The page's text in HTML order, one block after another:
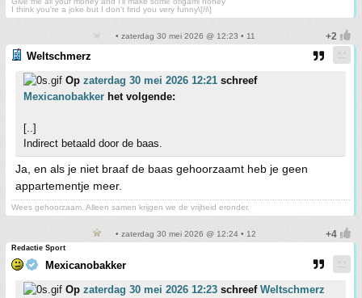
I think you're a joke but I don't find you very funny\[/i\]
• zaterdag 30 mei 2026 @ 12:23 • 11
Weltschmerz
Op zaterdag 30 mei 2026 12:21 schreef
Mexicanobakker het volgende:
[..]
Indirect betaald door de baas.
Ja, en als je niet braaf de baas gehoorzaamt heb je geen
appartementje meer.
Wees gehoorzaam. Alleen samen krijgen we de vrijheid eronder.
• zaterdag 30 mei 2026 @ 12:24 • 12
Redactie Sport
Mexicanobakker
Op zaterdag 30 mei 2026 12:23 schreef Weltschmerz